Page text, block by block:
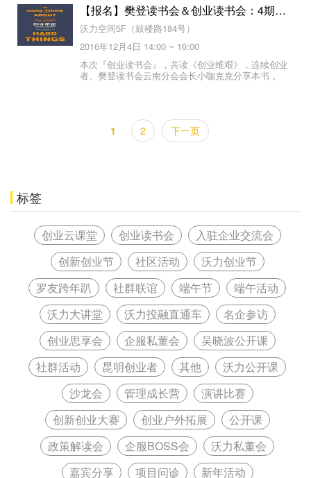
【报名】樊登读书会＆创业读书会：4期共读《创业维艰》
沃力空间5F（鼓楼路184号）
2016年12月4日 14:00 ~ 16:00
本次『创业读书会』，共读《创业维艰》，连续创业
者、樊登读书会云南分会会长小咖克克分享本书 。
1 2 下一页
标签
创业云课堂 创业读书会
入驻企业交流会
创新创业节
社区活动
沃力创业节
罗友跨年趴
社群联谊 端午节
端午活动
沃力大讲堂
沃力投融直通车
名企参访
创业思享会
企服私董会
吴晓波公开课
社群活动
昆明创业者 其他
沃力公开课
沙龙会
管理成长营
演讲比赛
创新创业大赛
创业户外拓展
公开课
政策解读会
企服BOSS会
沃力私董会
嘉宾分享
项目问诊
新年活动